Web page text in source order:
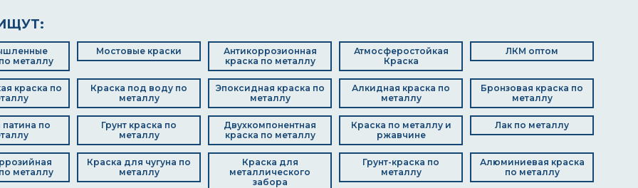
металлу
Мостовые краски
Антикоррозионная
краска по металлу
Атмосферостойкая
Краска
ЛКМ оптом
краска по
Краска под воду по
металлу
Эпоксидная краска по
металлу
Алкидная краска по
металлу
Бронзовая краска по
металлу
патина по
Грунт краска по
металлу
Двухкомпонентная
краска по металлу
Краска по металлу и
ржавчине
Лак по металлу
металлу
Краска для чугуна по
металлу
Краска для
металлического
забора
Грунт-краска по
металлу
Алюминиевая краска
по металлу